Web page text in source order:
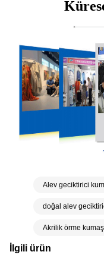
İlgili ürün
Alev geciktirici
doğal alev
Akrilik örme kumaş